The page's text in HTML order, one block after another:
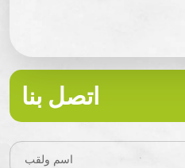
اتصل بنا
اسم ولقب